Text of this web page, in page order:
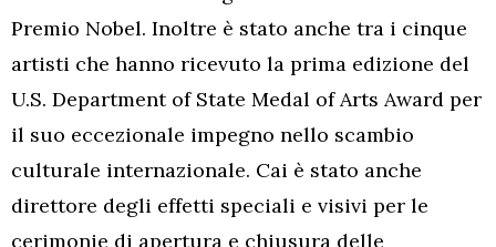
Premio Nobel. Inoltre è stato anche tra i cinque
artisti che hanno ricevuto la prima edizione del
U.S. Department of State Medal of Arts Award per
il suo eccezionale impegno nello scambio
culturale internazionale. Cai è stato anche
direttore degli effetti speciali e visivi per le
cerimonie di apertura e chiusura delle